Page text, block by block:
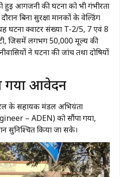
आगजनी की घटना को भी गंभीरता
बिना सुरक्षा मानकों के वेल्डिंग
क्वार्टर संख्या T-2/5, 7 एवं 8
जिसमें लगभग ₹50,000 मूल्य की
ने घटना की जांच तथा दोषियों
गया आवेदन
के सहायक मंडल अभियंता
– ADEN) को सौंपा गया,
सुनिश्चित किया जा सके।